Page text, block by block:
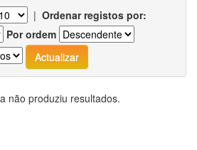
| Ordenar registos por:
Por ordem
não produziu resultados.